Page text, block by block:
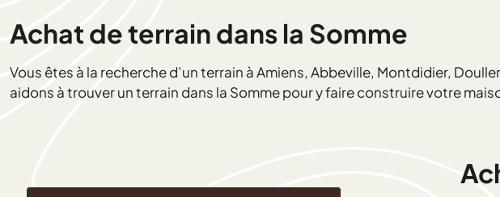
Achat de terrain dans la Somme
Vous êtes à la recherche d’un terrain à Amiens, Abbeville, Montdidier,
aidons à trouver un terrain dans la Somme pour y faire construire votre